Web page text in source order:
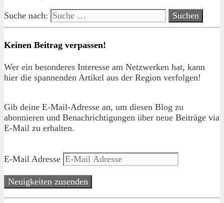
Suche nach:
Keinen Beitrag verpassen!
Wer ein besonderes Interesse am Netzwerken hat, kann
hier die spannenden Artikel aus der Region verfolgen!
Gib deine E-Mail-Adresse an, um diesen Blog zu
abonnieren und Benachrichtigungen über neue Beiträge via
E-Mail zu erhalten.
E-Mail Adresse
Neuigkeiten zusenden